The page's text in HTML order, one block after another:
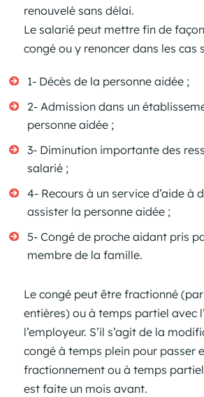
renouvelé sans délai.
Le salarié peut mettre fin de
congé ou y renoncer dans les cas
1- Décès de la personne aidée ;
2- Admission dans un
personne aidée ;
3- Diminution importante des
salarié ;
4- Recours à un service d’aide à
assister la personne aidée ;
5- Congé de proche aidant pris
membre de la famille.
Le congé peut être fractionné
entières) ou à temps partiel avec
l’employeur. S’il s’agit de la
congé à temps plein pour passer
fractionnement ou à temps
est faite un mois avant.